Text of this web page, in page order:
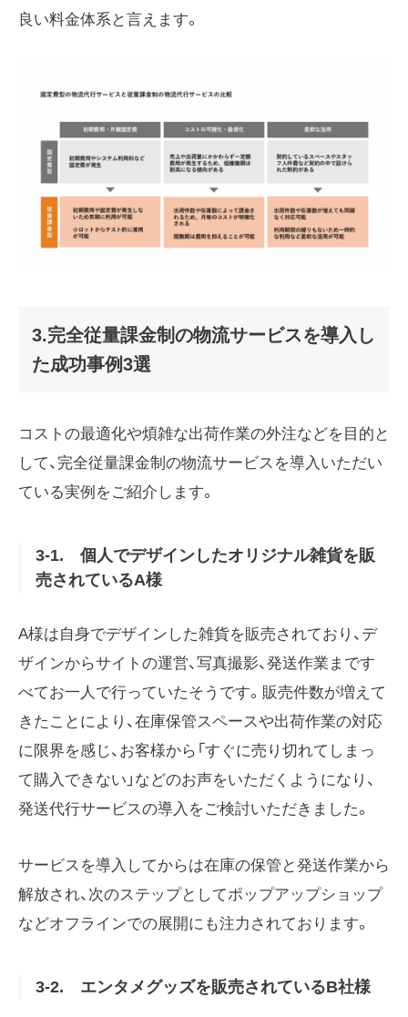
良い料金体系と言えます。
3.完全従量課金制の物流サービスを導入し
た成功事例3選
コストの最適化や煩雑な出荷作業の外注などを目的と
して、完全従量課金制の物流サービスを導入いただい
ている実例をご紹介します。
3-1. 個人でデザインしたオリジナル雑貨を販
売されているA様
A様は自身でデザインした雑貨を販売されており、デ
ザインからサイトの運営、写真撮影、発送作業まです
べてお一人で行っていたそうです。販売件数が増えて
きたことにより、在庫保管スペースや出荷作業の対応
に限界を感じ、お客様から「すぐに売り切れてしまっ
て購入できない」などのお声をいただくようになり、
発送代行サービスの導入をご検討いただきました。
サービスを導入してからは在庫の保管と発送作業から
解放され、次のステップとしてポップアップショップ
などオフラインでの展開にも注力されております。
3-2. エンタメグッズを販売されているB社様